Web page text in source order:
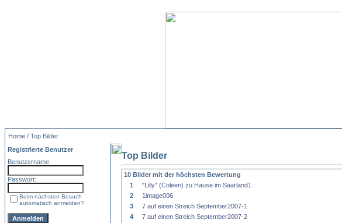
Home / Top Bilder
Registrierte Benutzer
Benutzername:
Passwort:
Beim nächsten Besuch
automatisch anmelden?
Top Bilder
10 Bilder mit der höchsten Bewertung
1
"Lilly" (Coleen) zu Hause im Saarland1
2
1image006
3
7 auf einen Streich September2007-1
4
7 auf einen Streich September2007-2